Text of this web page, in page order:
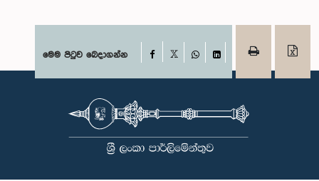
මෙම පිටුව බෙදාගන්න Facebook
WhatsAppLinkedIn